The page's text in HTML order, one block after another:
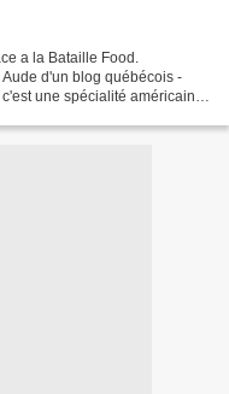
a la Bataille Food.
d'un blog québécois -
une spécialité américaine